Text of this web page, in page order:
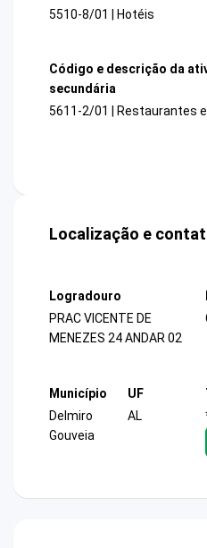
5510-8/01 | Hotéis
Código e descrição da
secundária
5611-2/01 | Restaurantes
Localização e
Logradouro
PRAC VICENTE DE
MENEZES 24 ANDAR 02
Município
Delmiro
Gouveia
UF
AL